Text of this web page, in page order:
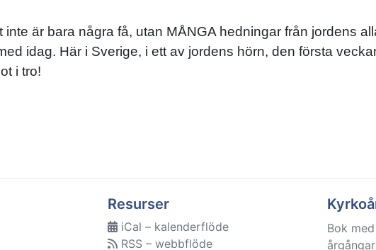
är bara några få, utan MÅNGA hedningar från jordens
idag. Här i Sverige, i ett av jordens hörn, den första
i tro!
Resurser
iCal – kalenderflöde
RSS – webbflöde
Bok